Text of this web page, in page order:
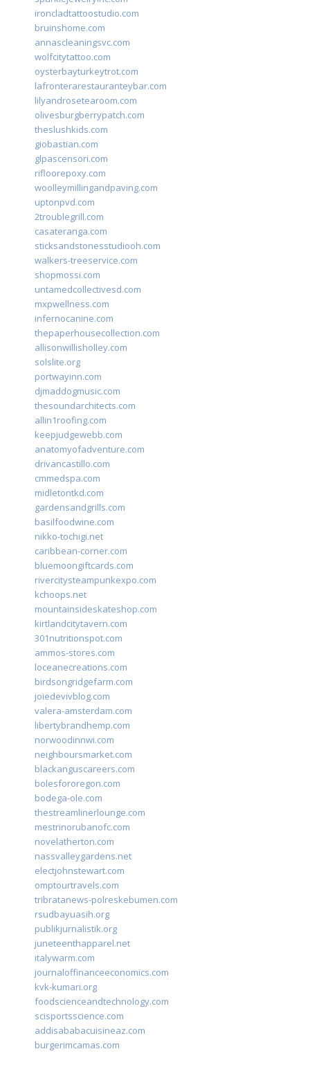
ironcladtattoostudio.com
bruinshome.com
annascleaningsvc.com
wolfcitytattoo.com
oysterbayturkeytrot.com
lafronterarestauranteybar.com
lilyandrosetearoom.com
olivesburgberrypatch.com
theslushkids.com
giobastian.com
glpascensori.com
rifloorepoxy.com
woolleymillingandpaving.com
uptonpvd.com
2troublegrill.com
casateranga.com
sticksandstonesstudiooh.com
walkers-treeservice.com
shopmossi.com
untamedcollectivesd.com
mxpwellness.com
infernocanine.com
thepaperhousecollection.com
allisonwillisholley.com
solslite.org
portwayinn.com
djmaddogmusic.com
thesoundarchitects.com
allin1roofing.com
keepjudgewebb.com
anatomyofadventure.com
drivancastillo.com
cmmedspa.com
midletontkd.com
gardensandgrills.com
basilfoodwine.com
nikko-tochigi.net
caribbean-corner.com
bluemoongiftcards.com
rivercitysteampunkexpo.com
kchoops.net
mountainsideskateshop.com
kirtlandcitytavern.com
301nutritionspot.com
ammos-stores.com
loceanecreations.com
birdsongridgefarm.com
joiedevivblog.com
valera-amsterdam.com
libertybrandhemp.com
norwoodinnwi.com
neighboursmarket.com
blackanguscareers.com
bolesfororegon.com
bodega-ole.com
thestreamlinerlounge.com
mestrinorubanofc.com
novelatherton.com
nassvalleygardens.net
electjohnstewart.com
omptourtravels.com
tribratanews-polreskebumen.com
rsudbayuasih.org
publikjurnalistik.org
juneteenthapparel.net
italywarm.com
journaloffinanceeconomics.com
kvk-kumari.org
foodscienceandtechnology.com
scisportsscience.com
addisababacuisineaz.com
burgerimcamas.com